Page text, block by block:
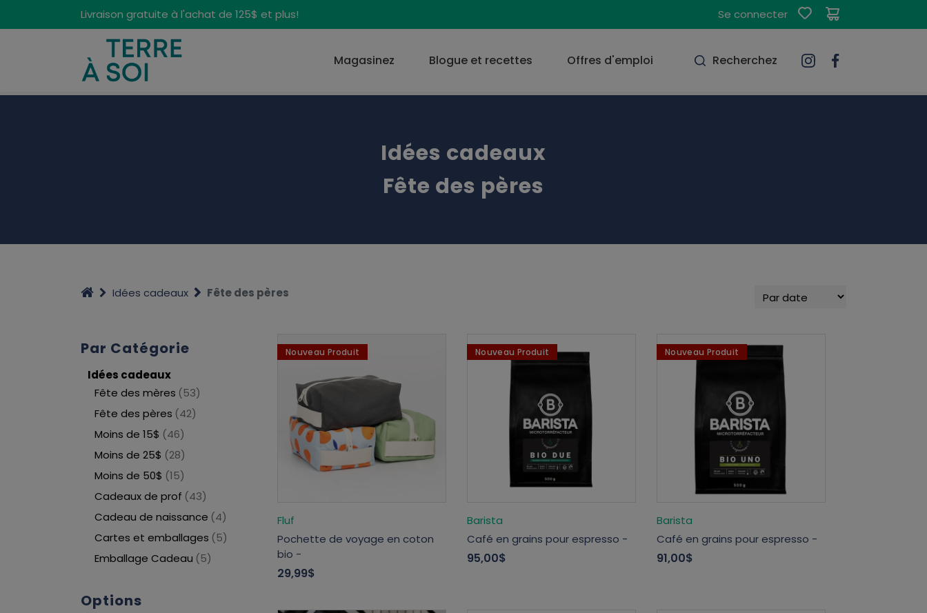
Livraison gratuite à l'achat de 125$ et plus! Se connecter
Magasinez Blogue et recettes Offres d'emploi Recherchez
Idées cadeaux
Fête des pères
Idées cadeaux Fête des pères
Par Catégorie
Idées cadeaux
Fête des mères (53)
Fête des pères (42)
Moins de 15$ (46)
Moins de 25$ (28)
Moins de 50$ (15)
Cadeaux de prof (43)
Cadeau de naissance (4)
Cartes et emballages (5)
Emballage Cadeau (5)
Options
Nouveau Produit
Fluf
Pochette de voyage en coton
bio -
29,99$
Nouveau Produit
Barista
Café en grains pour espresso -
95,00$
Nouveau Produit
Barista
Café en grains pour espresso -
91,00$
Panneau de gestion des cookies